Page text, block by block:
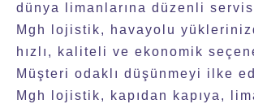
dünya limanlarına düzenli
Mgh lojistik, havayolu
hızlı, kaliteli ve ekonomik
Müşteri odaklı düşünmeyi ilke
Mgh lojistik, kapıdan kapıya,